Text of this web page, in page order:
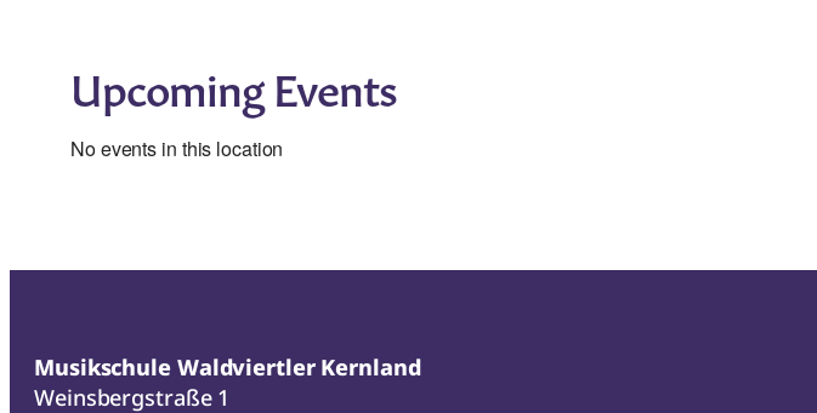
Upcoming Events
No events in this location
Musikschule Waldviertler Kernland
Weinsbergstraße 1